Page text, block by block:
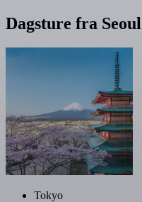
Dagsture fra
Tokyo